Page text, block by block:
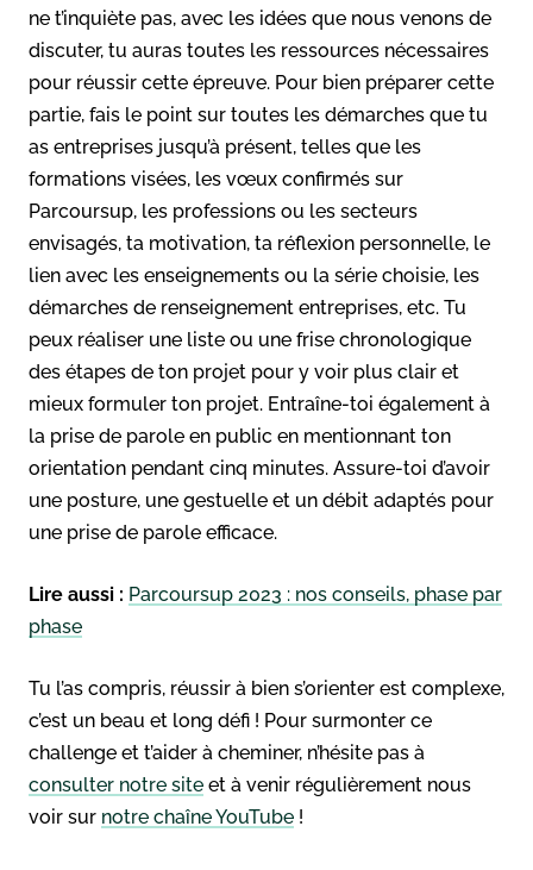
ne t’inquiète pas, avec les idées que nous venons de
discuter, tu auras toutes les ressources nécessaires
pour réussir cette épreuve. Pour bien préparer cette
partie, fais le point sur toutes les démarches que tu
as entreprises jusqu’à présent, telles que les
formations visées, les vœux confirmés sur
Parcoursup, les professions ou les secteurs
envisagés, ta motivation, ta réflexion personnelle, le
lien avec les enseignements ou la série choisie, les
démarches de renseignement entreprises, etc. Tu
peux réaliser une liste ou une frise chronologique
des étapes de ton projet pour y voir plus clair et
mieux formuler ton projet. Entraîne-toi également à
la prise de parole en public en mentionnant ton
orientation pendant cinq minutes. Assure-toi d’avoir
une posture, une gestuelle et un débit adaptés pour
une prise de parole efficace.
Lire aussi : Parcoursup 2023 : nos conseils, phase par
phase
Tu l’as compris, réussir à bien s’orienter est complexe,
c’est un beau et long défi ! Pour surmonter ce
challenge et t’aider à cheminer, n’hésite pas à
consulter notre site et à venir régulièrement nous
voir sur notre chaîne YouTube !